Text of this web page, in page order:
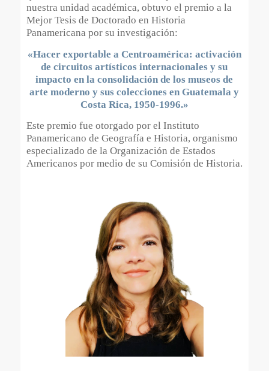
nuestra unidad académica, obtuvo el premio a la
Mejor Tesis de Doctorado en Historia
Panamericana por su investigación:
«Hacer exportable a Centroamérica: activación
de circuitos artísticos internacionales y su
impacto en la consolidación de los museos de
arte moderno y sus colecciones en Guatemala y
Costa Rica, 1950-1996.»
Este premio fue otorgado por el Instituto
Panamericano de Geografía e Historia, organismo
especializado de la Organización de Estados
Americanos por medio de su Comisión de Historia.